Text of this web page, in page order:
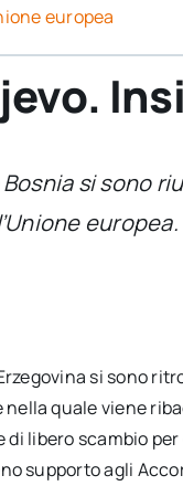
europea
si sono
europea.
si sono
quale viene
libero scambio
supporto agli